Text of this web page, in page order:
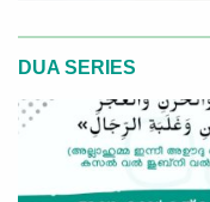
DUA SERIES